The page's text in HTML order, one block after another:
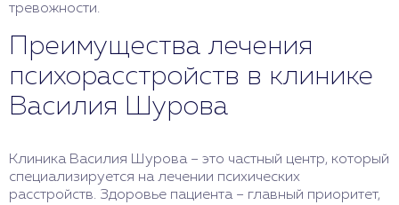
тревожности.
Преимущества лечения
психорасстройств в клинике
Василия Шурова
Клиника Василия Шурова – это частный центр, который
специализируется на лечении психических
расстройств. Здоровье пациента – главный приоритет,